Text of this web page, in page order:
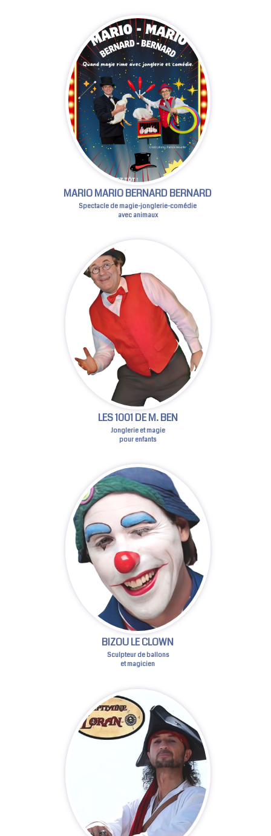
MARIO MARIO BERNARD BERNARD
Spectacle de magie-jonglerie-comédie
avec animaux
LES 1001 DE M. BEN
Jonglerie et magie
pour enfants
BIZOU LE CLOWN
Sculpteur de ballons
et magicien